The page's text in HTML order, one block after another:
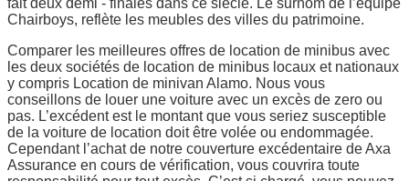
fait deux demi - finales dans ce siècle. Le surnom de l’équipe
Chairboys, reflète les meubles des villes du patrimoine.
Comparer les meilleures offres de location de minibus avec
les deux sociétés de location de minibus locaux et nationaux
y compris Location de minivan Alamo. Nous vous
conseillons de louer une voiture avec un excès de zero ou
pas. L’excédent est le montant que vous seriez susceptible
de la voiture de location doit être volée ou endommagée.
Cependant l’achat de notre couverture excédentaire de Axa
Assurance en cours de vérification, vous couvrira toute